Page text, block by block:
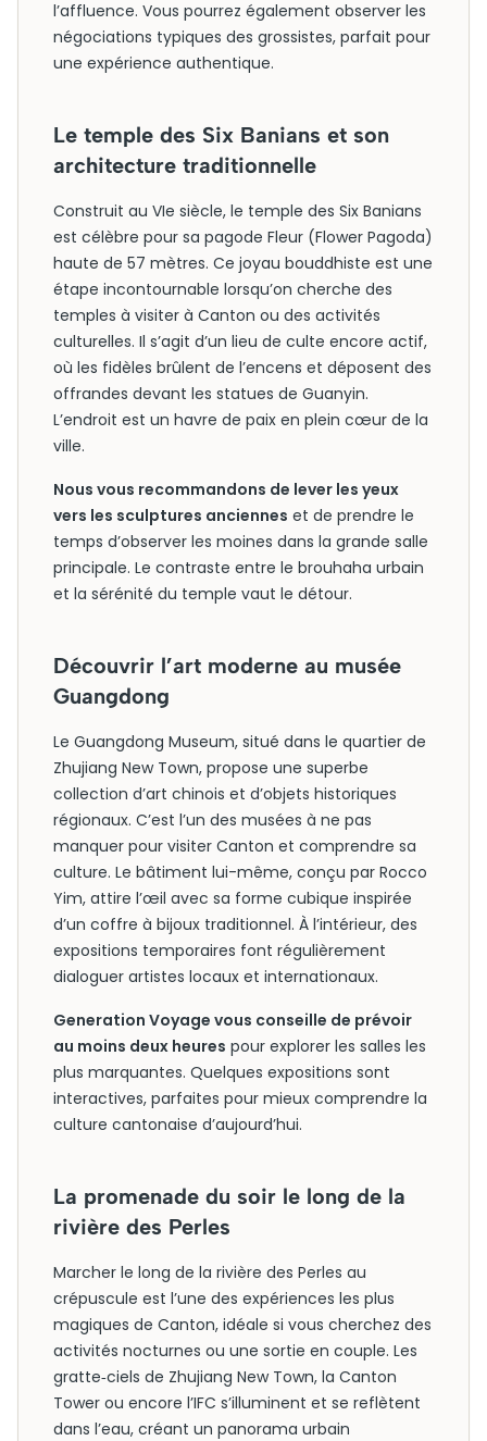
l’affluence. Vous pourrez également observer les
négociations typiques des grossistes, parfait pour
une expérience authentique.
Le temple des Six Banians et son
architecture traditionnelle
Construit au VIe siècle, le temple des Six Banians
est célèbre pour sa pagode Fleur (Flower Pagoda)
haute de 57 mètres. Ce joyau bouddhiste est une
étape incontournable lorsqu’on cherche des
temples à visiter à Canton ou des activités
culturelles. Il s’agit d’un lieu de culte encore actif,
où les fidèles brûlent de l’encens et déposent des
offrandes devant les statues de Guanyin.
L’endroit est un havre de paix en plein cœur de la
ville.
Nous vous recommandons de lever les yeux
vers les sculptures anciennes et de prendre le
temps d’observer les moines dans la grande salle
principale. Le contraste entre le brouhaha urbain
et la sérénité du temple vaut le détour.
Découvrir l’art moderne au musée
Guangdong
Le Guangdong Museum, situé dans le quartier de
Zhujiang New Town, propose une superbe
collection d’art chinois et d’objets historiques
régionaux. C’est l’un des musées à ne pas
manquer pour visiter Canton et comprendre sa
culture. Le bâtiment lui-même, conçu par Rocco
Yim, attire l’œil avec sa forme cubique inspirée
d’un coffre à bijoux traditionnel. À l’intérieur, des
expositions temporaires font régulièrement
dialoguer artistes locaux et internationaux.
Generation Voyage vous conseille de prévoir
au moins deux heures pour explorer les salles les
plus marquantes. Quelques expositions sont
interactives, parfaites pour mieux comprendre la
culture cantonaise d’aujourd’hui.
La promenade du soir le long de la
rivière des Perles
Marcher le long de la rivière des Perles au
crépuscule est l’une des expériences les plus
magiques de Canton, idéale si vous cherchez des
activités nocturnes ou une sortie en couple. Les
gratte‑ciels de Zhujiang New Town, la Canton
Tower ou encore l’IFC s’illuminent et se reflètent
dans l’eau, créant un panorama urbain